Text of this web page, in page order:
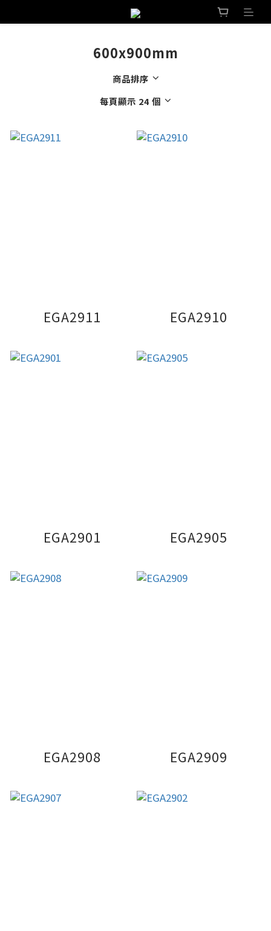
600x900mm
商品排序
每頁顯示 24 個
EGA2911 EGA2910
EGA2901 EGA2905
EGA2908 EGA2909